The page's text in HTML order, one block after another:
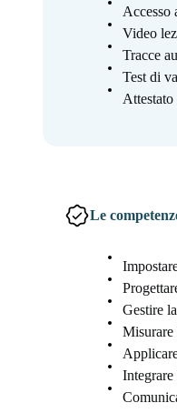
Accesso
Video
Tracce
Test di
Le
Gestire